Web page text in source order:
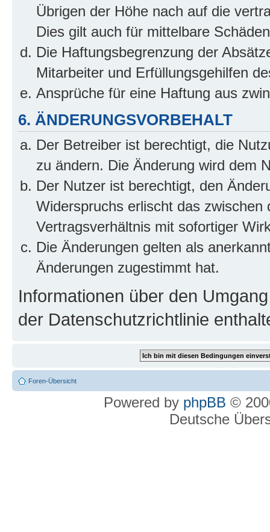
Übrigen der Höhe nach auf die
Dies gilt auch für mittelbare
Die Haftungsbegrenzung der
Mitarbeiter und Erfüllungsgehilfen
Ansprüche für eine Haftung aus
6. ÄNDERUNGSVORBEHALT
Der Betreiber ist berechtigt, die
zu ändern. Die Änderung wird dem
Der Nutzer ist berechtigt, den
Widerspruchs erlischt das
Vertragsverhältnis mit sofortiger
Die Änderungen gelten als
Änderungen zugestimmt hat.
Informationen über den
der Datenschutzrichtlinie
Foren-Übersicht
Powered by phpBB ©
Deutsche